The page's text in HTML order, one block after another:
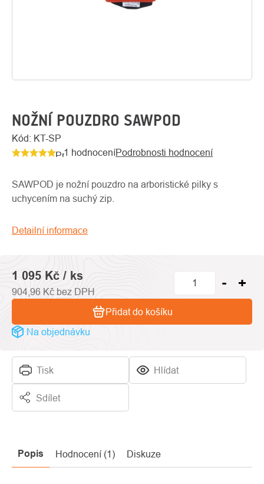
O
NOŽNÍ POUZDRO SAWPOD
Kód: KT-SP
Průměrné
produktu
je
z
hvězdiček.
1 hodnoceníPodrobnosti hodnocení
SAWPOD je nožní pouzdro na arboristické pilky s
uchycením na suchý zip.
Detailní informace
Tisk Hlídat
Sdílet
1 095 Kč / ks
904,96 Kč bez DPH
Na objednávku
Přidat do košíku
Popis Hodnocení (1) Diskuze